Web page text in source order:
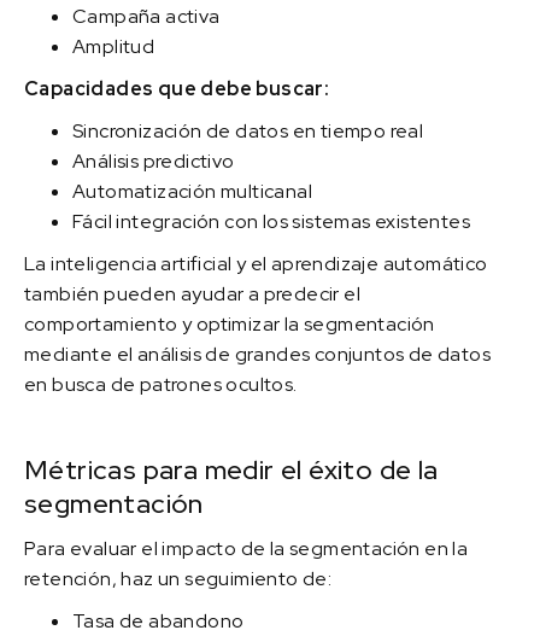
Campaña activa
Amplitud
Capacidades que debe buscar:
Sincronización de datos en tiempo real
Análisis predictivo
Automatización multicanal
Fácil integración con los sistemas existentes
La inteligencia artificial y el aprendizaje automático
también pueden ayudar a predecir el
comportamiento y optimizar la segmentación
mediante el análisis de grandes conjuntos de datos
en busca de patrones ocultos.
Métricas para medir el éxito de la
segmentación
Para evaluar el impacto de la segmentación en la
retención, haz un seguimiento de:
Tasa de abandono